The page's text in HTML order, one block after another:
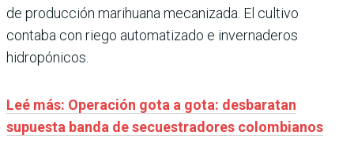
de producción marihuana mecanizada. El cultivo
contaba con riego automatizado e invernaderos
hidropónicos.
Leé más: Operación gota a gota: desbaratan
supuesta banda de secuestradores colombianos